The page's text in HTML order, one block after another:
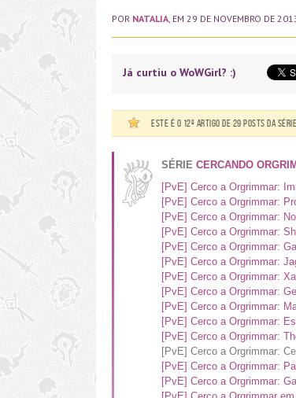
POR NATALIA, EM 29 DE NOVEMBRO DE
Já curtiu o WoWGirl? :)
Este é o 12º artigo de 29 posts da série
SÉRIE CERCANDO
[PvE] Cerco a Orgrimmar:
[PvE] Cerco a Orgrimmar:
[PvE] Cerco a Orgrimmar:
[PvE] Cerco a Orgrimmar:
[PvE] Cerco a Orgrimmar:
[PvE] Cerco a Orgrimmar:
[PvE] Cerco a Orgrimmar:
[PvE] Cerco a Orgrimmar:
[PvE] Cerco a Orgrimmar:
[PvE] Cerco a Orgrimmar:
[PvE] Cerco a Orgrimmar:
[PvE] Cerco a Orgrimmar:
[PvE] Cerco a Orgrimmar:
[PvE] Cerco a Orgrimmar: